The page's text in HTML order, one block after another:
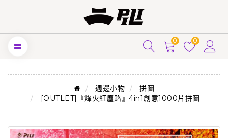
0 0
週邊小物
拼圖
[OUTLET]『烽火紅塵路』4in1創意1000片拼圖